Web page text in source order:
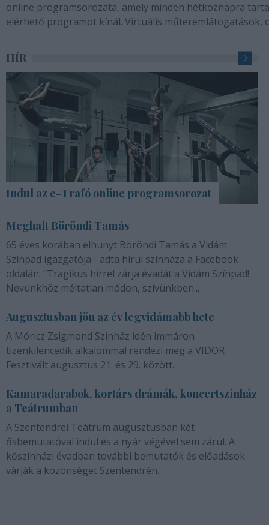
online programsorozata, amely minden hétköznapra
elérhető programot kínál. Virtuális műteremlátogatások,
HÍR
Indul az e-Trafó online programsorozat
Meghalt Böröndi Tamás
65 éves korában elhunyt Böröndi Tamás a Vidám
Színpad igazgatója - adta hírül színháza a Facebook
oldalán: "Tragikus hírrel zárja évadát a Vidám Színpad!
Nevünkhöz méltatlan módon, szívünkben...
Augusztusban jön az év legvidámabb hete
A Móricz Zsigmond Színház idén immáron
tizenkilencedik alkalommal rendezi meg a VIDOR
Fesztivált augusztus 21. és 29. között.
Kamaradarabok, kortárs drámák, koncertszínház
a Teátrumban
A Szentendrei Teátrum augusztusban két
ősbemutatóval indul és a nyár végével sem zárul. A
kőszínházi évadban további bemutatók és előadások
várják a közönséget Szentendrén.